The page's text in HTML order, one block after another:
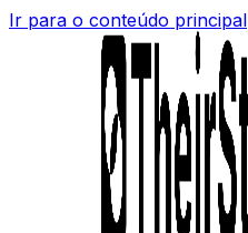
Ir para o conteúdo principal